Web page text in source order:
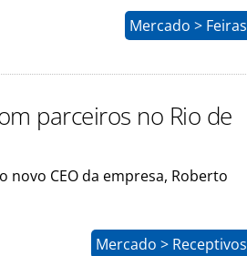
Mercado > Feiras
parceiros no Rio de
CEO da empresa, Roberto
Mercado > Receptivos